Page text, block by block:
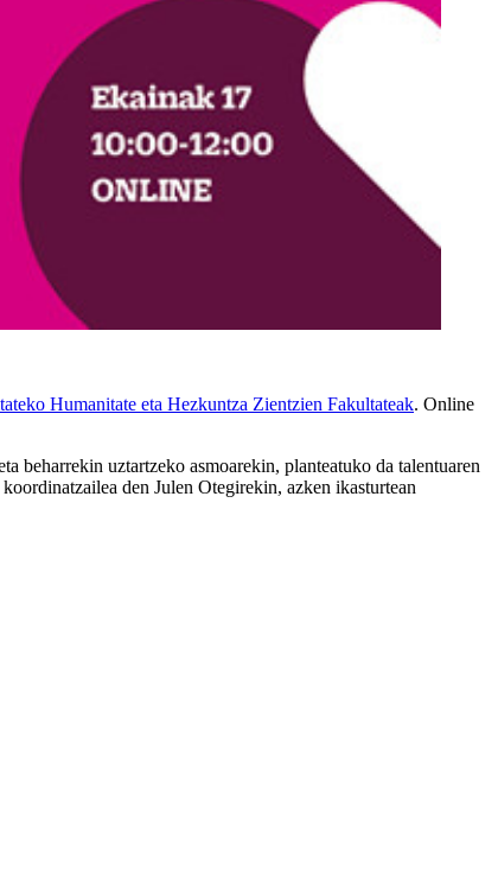
Humanitate eta Hezkuntza Zientzien Fakultateak. Online
beharrekin uztartzeko asmoarekin, planteatuko da talentuaren
den Julen Otegirekin, azken ikasturtean